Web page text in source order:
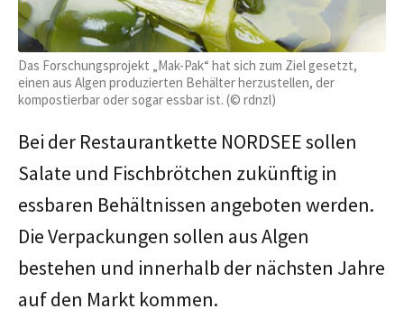
Das Forschungsprojekt „Mak-Pak“ hat sich zum Ziel gesetzt,
einen aus Algen produzierten Behälter herzustellen, der
kompostierbar oder sogar essbar ist. (© rdnzl)
Bei der Restaurantkette NORDSEE sollen
Salate und Fischbrötchen zukünftig in
essbaren Behältnissen angeboten werden.
Die Verpackungen sollen aus Algen
bestehen und innerhalb der nächsten Jahre
auf den Markt kommen.